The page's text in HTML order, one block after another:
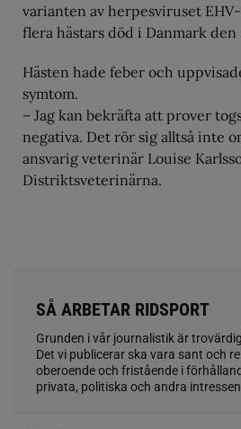
varianten av herpesviruset
flera hästars död i Danmark den
Hästen hade feber och
symtom.
– Jag kan bekräfta att prover
negativa. Det rör sig alltså inte
ansvarig veterinär Louise
Distriktsveterinärna.
SÅ ARBETAR RIDSPORT
Grunden i vår journalistik är
Det vi publicerar ska vara sant och
oberoende och fristående i
privata, politiska och andra